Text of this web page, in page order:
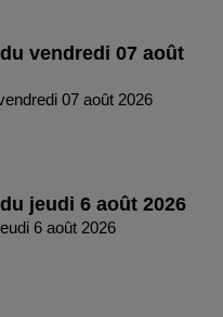
vendredi 07 août
07 août 2026
jeudi 6 août 2026
6 août 2026